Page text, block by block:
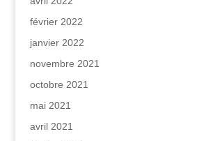
février 2022
janvier 2022
novembre 2021
octobre 2021
mai 2021
avril 2021